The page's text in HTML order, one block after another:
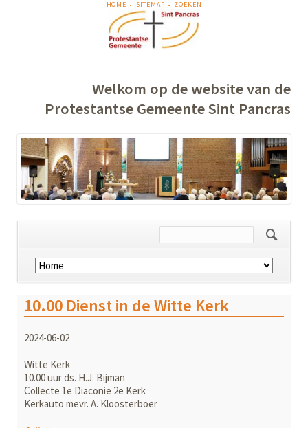
NAVIGATIE
OVERSLAAN
HOME SITEMAP ZOEKEN
Welkom op de website van de
Protestantse Gemeente Sint Pancras
Navigatie
overslaan
10.00 Dienst in de Witte Kerk
2024-06-02
Witte Kerk
10.00 uur ds. H.J. Bijman
Collecte 1e Diaconie 2e Kerk
Kerkauto mevr. A. Kloosterboer